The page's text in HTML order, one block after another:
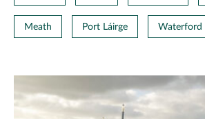
Meath Port Láirge Waterford